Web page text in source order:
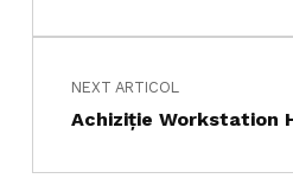
NEXT ARTICOL
Achiziţie Workstation